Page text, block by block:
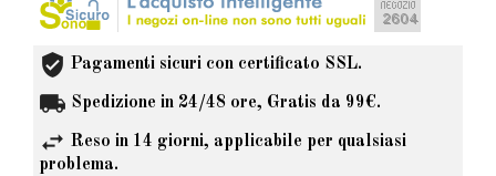
Pagamenti sicuri con certificato SSL.
Spedizione in 24/48 ore, Gratis da 99€.
Reso in 14 giorni, applicabile per qualsiasi
problema.